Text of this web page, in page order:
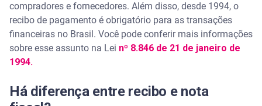
compradores e fornecedores. Além disso, desde 1994, o
recibo de pagamento é obrigatório para as transações
financeiras no Brasil. Você pode conferir mais informações
sobre esse assunto na Lei nº 8.846 de 21 de janeiro de
1994.
Há diferença entre recibo e nota